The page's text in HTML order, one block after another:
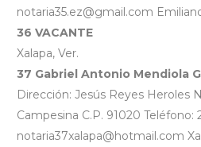
notaria35.ez@gmail.com
36 VACANTE
Xalapa, Ver.
37 Gabriel Antonio Mendiola
Dirección: Jesús Reyes Heroles
Campesina C.P. 91020 Teléfono:
notaria37xalapa@hotmail.com